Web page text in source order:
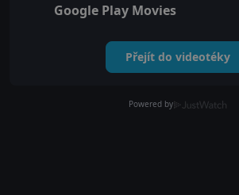
Google Play Movies
Přejít do videotéky
Powered by